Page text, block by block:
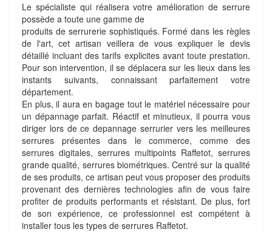
Le spécialiste qui réalisera votre amélioration de serrure
possède a toute une gamme de
produits de serrurerie sophistiqués. Formé dans les règles
de l'art, cet artisan veillera de vous expliquer le devis
détaillé incluant des tarifs explicites avant toute prestation.
Pour son intervention, il se déplacera sur les lieux dans les
instants suivants, connaissant parfaitement votre
département.
En plus, il aura en bagage tout le matériel nécessaire pour
un dépannage parfait. Réactif et minutieux, il pourra vous
diriger lors de ce depannage serrurier vers les meilleures
serrures présentes dans le commerce, comme des
serrures digitales, serrures multipoints Raffetot, serrures
grande qualité, serrures biométriques. Centré sur la qualité
de ses produits, ce artisan peut vous proposer des produits
provenant des dernières technologies afin de vous faire
profiter de produits performants et résistant. De plus, fort
de son expérience, ce professionnel est compétent à
installer tous les types de serrures Raffetot.